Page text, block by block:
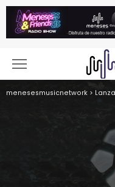
menesesmusicnetwork >